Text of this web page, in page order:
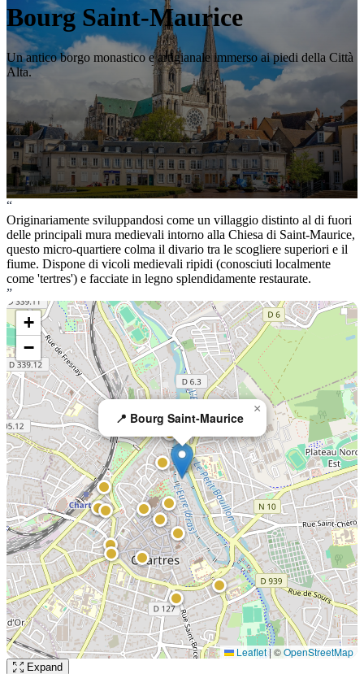
Bourg Saint-Maurice
Un antico borgo monastico e artigianale immerso ai piedi della Città
Alta.
“
Originariamente sviluppandosi come un villaggio distinto al di fuori
delle principali mura medievali intorno alla Chiesa di Saint-Maurice,
questo micro-quartiere colma il divario tra le scogliere superiori e il
fiume. Dispone di vicoli medievali ripidi (conosciuti localmente
come 'tertres') e facciate in legno splendidamente restaurate.
”
📍 Bourg Saint-Maurice
×
+
−
Leaflet|©OpenStreetMap
Expand